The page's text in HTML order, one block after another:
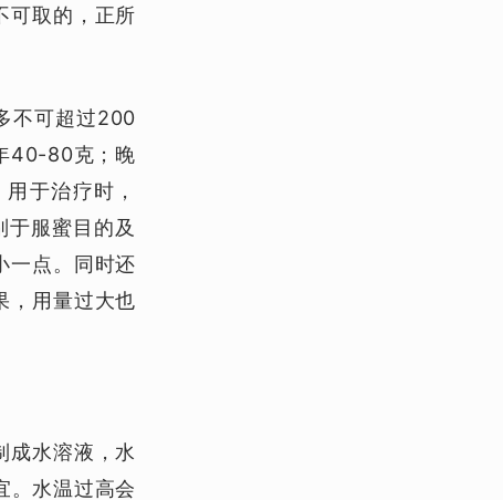
可取的，正所
不可超过200
40-80克；晚
于治疗时，
服蜜目的及
一点。同时还
，用量过大也
成水溶液，水
。水温过高会